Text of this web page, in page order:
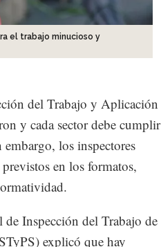
el trabajo minucioso y
del Trabajo y Aplicación
y cada sector debe cumplir
los inspectores
en los formatos,
Inspección del Trabajo de
explicó que hay